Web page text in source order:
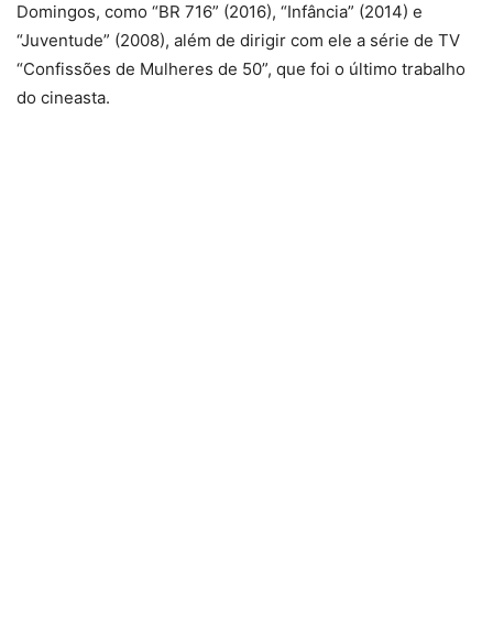
Domingos, como “BR 716” (2016), “Infância” (2014) e
“Juventude” (2008), além de dirigir com ele a série de TV
“Confissões de Mulheres de 50”, que foi o último trabalho
do cineasta.